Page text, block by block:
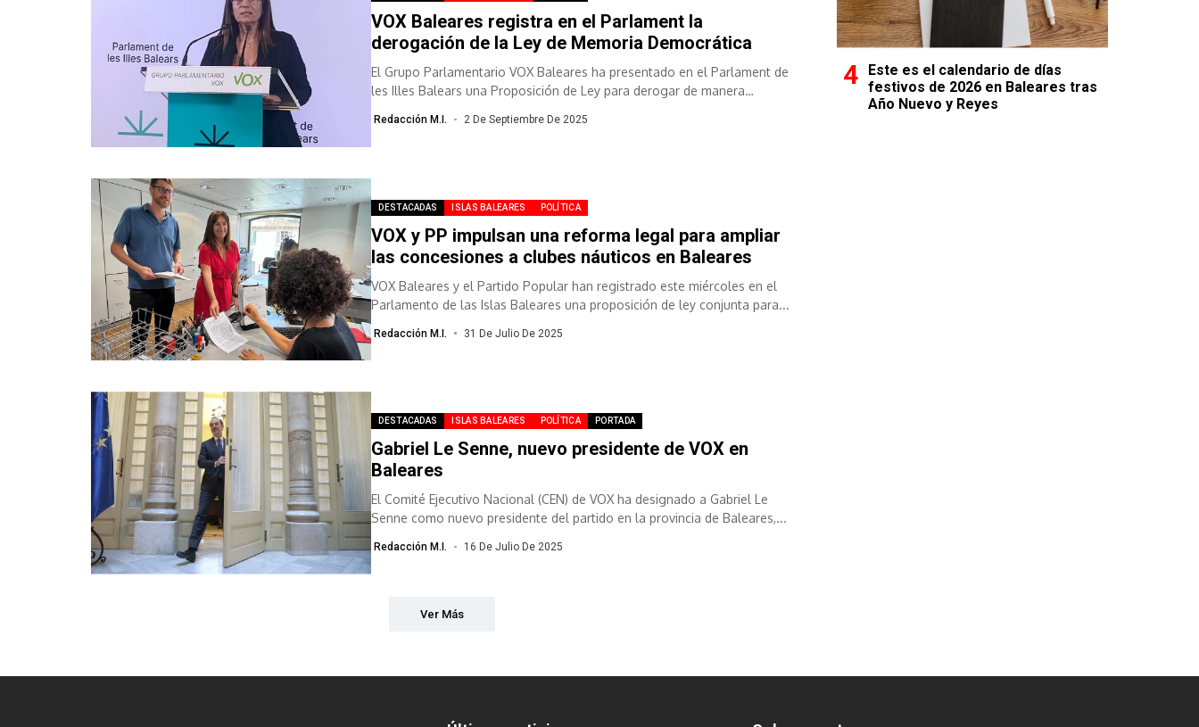
VOX Baleares registra en el Parlament la
derogación de la Ley de Memoria Democrática
El Grupo Parlamentario VOX Baleares ha presentado en el Parlament de
les Illes Balears una Proposición de Ley para derogar de manera
Redacción M.I. 2 De Septiembre De 2025
DESTACADAS ISLAS BALEARES POLÍTICA
VOX y PP impulsan una reforma legal para ampliar
las concesiones a clubes náuticos en Baleares
VOX Baleares y el Partido Popular han registrado este miércoles en el
Parlamento de las Islas Baleares una proposición de ley conjunta para...
Redacción M.I. 31 De Julio De 2025
DESTACADAS ISLAS BALEARES POLÍTICA PORTADA
Gabriel Le Senne, nuevo presidente de VOX en
Baleares
El Comité Ejecutivo Nacional (CEN) de VOX ha designado a Gabriel Le
Senne como nuevo presidente del partido en la provincia de Baleares,...
Redacción M.I. 16 De Julio De 2025
Ver Más
Este es el calendario de días
festivos de 2026 en Baleares tras
Año Nuevo y Reyes